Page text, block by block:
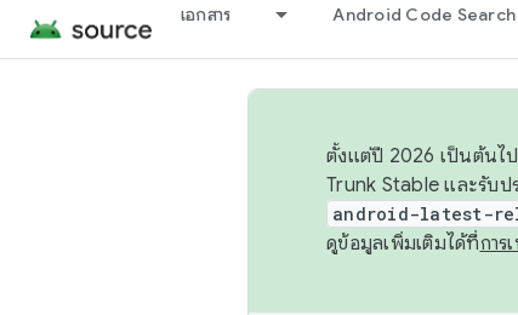
เอกสาร Android Code Search
ตั้งแต่ปี 2026 เป็นต้นไป
Trunk Stable และรับป
android-latest-
ดูข้อมูลเพิ่มเติมได้ที่การ